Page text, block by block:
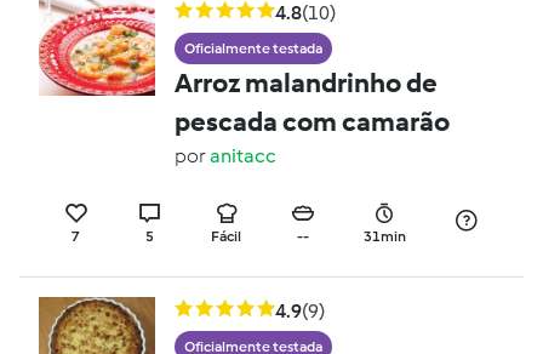
4.8(10)
Oficialmente testada
Arroz malandrinho de
pescada com camarão
poranitacc
7 5 Fácil -- 31min
4.9(9)
Oficialmente testada